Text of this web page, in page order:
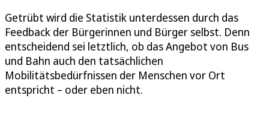
Getrübt wird die Statistik unterdessen durch das
Feedback der Bürgerinnen und Bürger selbst. Denn
entscheidend sei letztlich, ob das Angebot von Bus
und Bahn auch den tatsächlichen
Mobilitätsbedürfnissen der Menschen vor Ort
entspricht – oder eben nicht.